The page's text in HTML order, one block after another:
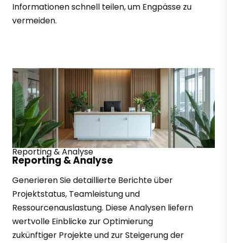
Informationen schnell teilen, um Engpässe zu
vermeiden.
Reporting & Analyse
Reporting & Analyse
Generieren Sie detaillierte Berichte über
Projektstatus, Teamleistung und
Ressourcenauslastung. Diese Analysen liefern
wertvolle Einblicke zur Optimierung
zukünftiger Projekte und zur Steigerung der